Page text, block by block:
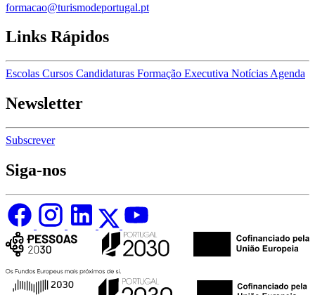
formacao@turismodeportugal.pt
Links Rápidos
Escolas Cursos Candidaturas Formação Executiva Notícias Agenda
Newsletter
Subscrever
Siga-nos